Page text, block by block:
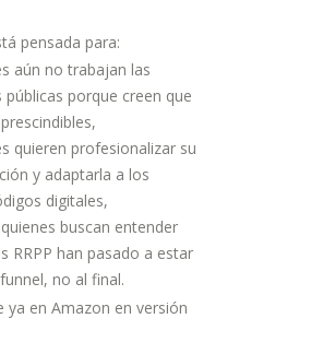
pensada para:
aún no trabajan las
públicas porque creen que
quieren profesionalizar su
y adaptarla a los
digitales,
buscan entender
RRPP han pasado a estar
no al final.
ya en Amazon en versión